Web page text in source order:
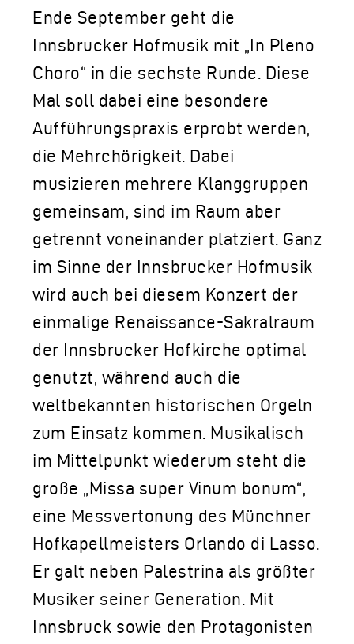
Ende September geht die
Innsbrucker Hofmusik mit „In Pleno
Choro“ in die sechste Runde. Diese
Mal soll dabei eine besondere
Aufführungspraxis erprobt werden,
die Mehrchörigkeit. Dabei
musizieren mehrere Klanggruppen
gemeinsam, sind im Raum aber
getrennt voneinander platziert. Ganz
im Sinne der Innsbrucker Hofmusik
wird auch bei diesem Konzert der
einmalige Renaissance-Sakralraum
der Innsbrucker Hofkirche optimal
genutzt, während auch die
weltbekannten historischen Orgeln
zum Einsatz kommen. Musikalisch
im Mittelpunkt wiederum steht die
große „Missa super Vinum bonum“,
eine Messvertonung des Münchner
Hofkapellmeisters Orlando di Lasso.
Er galt neben Palestrina als größter
Musiker seiner Generation. Mit
Innsbruck sowie den Protagonisten